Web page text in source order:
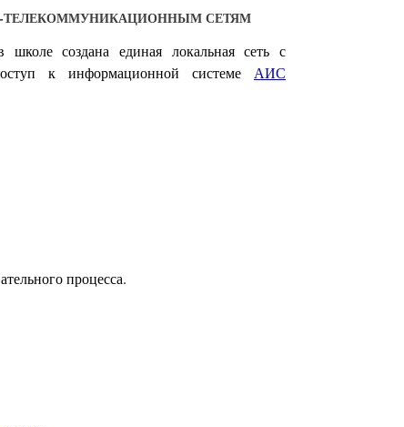
СЕТЯМ
создана единая локальная сеть с
к информационной системе АИС
процесса.